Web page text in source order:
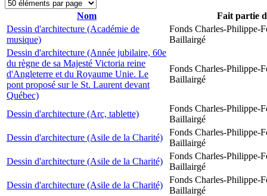
Nom
Fait partie
Dessin d'architecture (Académie de
musique)
Fonds Charles-Philippe-
Baillairgé
Dessin d'architecture (Année jubilaire, 60e
du règne de sa Majesté Victoria reine
d'Angleterre et du Royaume Unie. Le
pont proposé sur le St. Laurent devant
Québec)
Fonds Charles-Philippe-
Baillairgé
Dessin d'architecture (Arc, tablette)
Fonds Charles-Philippe-
Baillairgé
Dessin d'architecture (Asile de la Charité)
Fonds Charles-Philippe-
Baillairgé
Dessin d'architecture (Asile de la Charité)
Fonds Charles-Philippe-
Baillairgé
Dessin d'architecture (Asile de la Charité)
Fonds Charles-Philippe-
Baillairgé